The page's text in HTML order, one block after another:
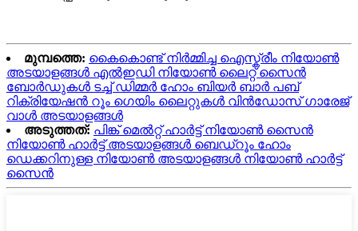
മുമ്പത്തെ: കൈകൊണ്ട് നിർമ്മിച്ച ഐസ്ക്രീം നിയോൺ
അടയാളങ്ങൾ എൽഇഡി നിയോൺ ലൈറ്റ് സൈൻ
ബോർഡുകൾ ടച്ച് ഡിമ്മർ ഹോം ബിയർ ബാർ പബ്
റിക്രിയേഷൻ റൂം ഗെയിം ലൈറ്റുകൾ വിൻഡോസ് ഗാരേജ്
വാൾ അടയാളങ്ങൾ
അടുത്തത്: പിങ്ക് മെൽറ്റ് ഹാർട്ട് നിയോൺ സൈൻ
നിയോൺ ഹാർട്ട് അടയാളങ്ങൾ ബെഡ്റൂം ഹോം
ഡെക്കറിനുള്ള നിയോൺ അടയാളങ്ങൾ നിയോൺ ഹാർട്ട്
സൈൻ